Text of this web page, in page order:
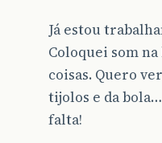
Já estou
Coloquei som
coisas. Quero
tijolos e da
falta!